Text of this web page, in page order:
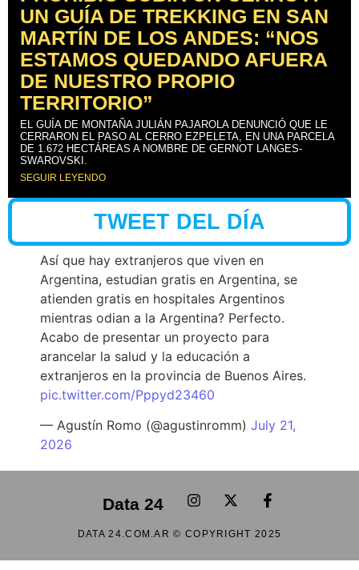
UN GUÍA DE TREKKING EN SAN
MARTÍN DE LOS ANDES: “NOS
ESTAMOS QUEDANDO AFUERA
DE NUESTRO PROPIO
TERRITORIO”
EL GUÍA DE MONTAÑA JULIÁN PAJAROLA DENUNCIÓ QUE LE
CERRARON EL PASO AL CERRO EZPELETA, EN UNA PARCELA
DE 1.672 HECTÁREAS A NOMBRE DE GERNOT LANGES-
SWAROVSKI.
SEGUIR LEYENDO
TWEET DEL DÍA
Así que hay extranjeros que viven en
Argentina, estudian gratis en Argentina, se
atienden gratis en hospitales Argentinos
mientras odian a la Argentina? Perfecto.
Acabo de presentar un proyecto para
arancelar la salud y la educación a
extranjeros en la provincia de Buenos Aires.
pic.twitter.com/Pppyd23460
— Agustín Romo (@agustinromm) July 21,
2026
Data 24
DATA 24.COM.AR © COPYRIGHT 2025